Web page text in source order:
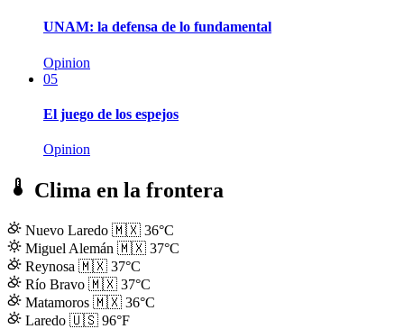
UNAM: la defensa de lo fundamental
Opinion
05
El juego de los espejos
Opinion
Clima en la frontera
Nuevo Laredo 🇲🇽 36°C
Miguel Alemán 🇲🇽 37°C
Reynosa 🇲🇽 37°C
Río Bravo 🇲🇽 37°C
Matamoros 🇲🇽 36°C
Laredo 🇺🇸 96°F